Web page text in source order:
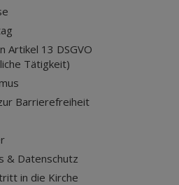
Artikel 13 DSGVO
Tätigkeit)
Barrierefreiheit
& Datenschutz
in die Kirche